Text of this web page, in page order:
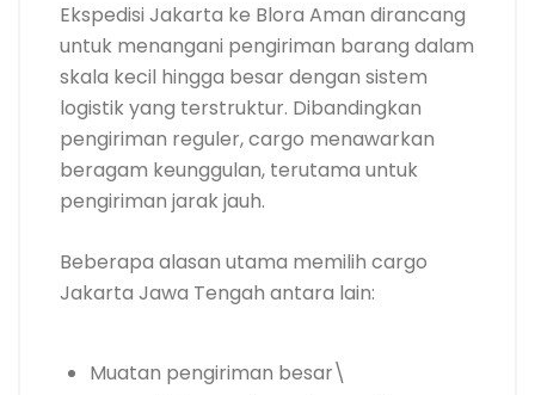
Ekspedisi Jakarta ke Blora Aman dirancang
untuk menangani pengiriman barang dalam
skala kecil hingga besar dengan sistem
logistik yang terstruktur. Dibandingkan
pengiriman reguler, cargo menawarkan
beragam keunggulan, terutama untuk
pengiriman jarak jauh.
Beberapa alasan utama memilih cargo
Jakarta Jawa Tengah antara lain:
Muatan pengiriman besar\